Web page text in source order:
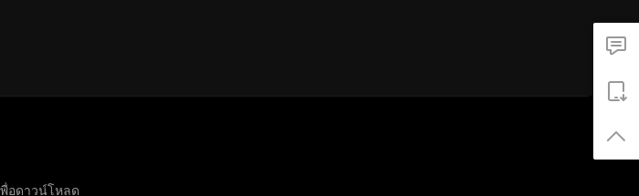
อดาวน์โหลด